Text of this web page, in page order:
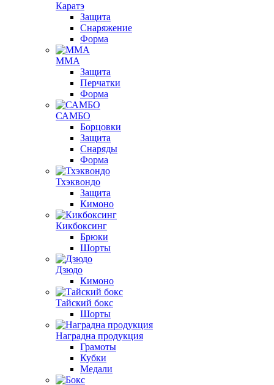
Каратэ
Защита
Снаряжение
Форма
ММА
Защита
Перчатки
Форма
САМБО
Борцовки
Защита
Снаряды
Форма
Тхэквондо
Защита
Кимоно
Кикбоксинг
Брюки
Шорты
Дзюдо
Кимоно
Тайский бокс
Шорты
Наградна продукция
Грамоты
Кубки
Медали